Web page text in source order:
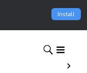
Install